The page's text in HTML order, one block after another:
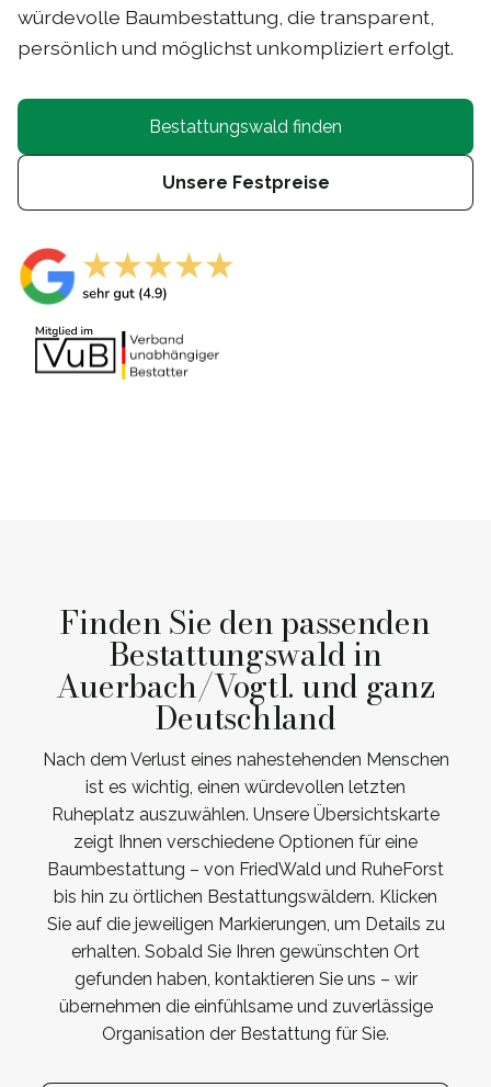
würdevolle Baumbestattung, die transparent,
persönlich und möglichst unkompliziert erfolgt.
Bestattungswald finden
Unsere Festpreise
Finden Sie den passenden
Bestattungswald in
Auerbach/Vogtl. und ganz
Deutschland
Nach dem Verlust eines nahestehenden Menschen
ist es wichtig, einen würdevollen letzten
Ruheplatz auszuwählen. Unsere Übersichtskarte
zeigt Ihnen verschiedene Optionen für eine
Baumbestattung – von FriedWald und RuheForst
bis hin zu örtlichen Bestattungswäldern. Klicken
Sie auf die jeweiligen Markierungen, um Details zu
erhalten. Sobald Sie Ihren gewünschten Ort
gefunden haben, kontaktieren Sie uns – wir
übernehmen die einfühlsame und zuverlässige
Organisation der Bestattung für Sie.